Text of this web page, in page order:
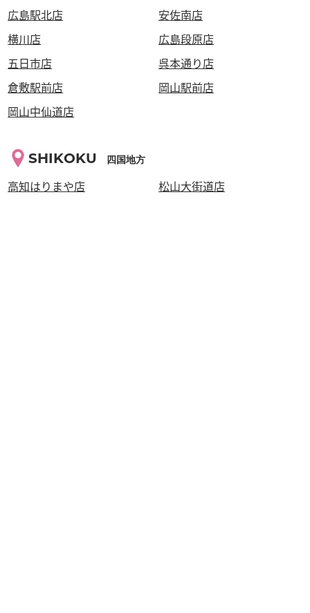
広島駅北店
安佐南店
横川店
広島段原店
五日市店
呉本通り店
倉敷駅前店
岡山駅前店
岡山中仙道店
SHIKOKU 四国地方
高知はりまや店
松山大街道店